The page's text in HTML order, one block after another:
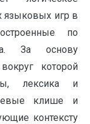
языковых игр в
по
За основу
которой
лексика и
клише и
контексту